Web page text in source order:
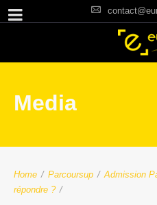
Media
Home / Parcoursup / Admission
répondre ? /